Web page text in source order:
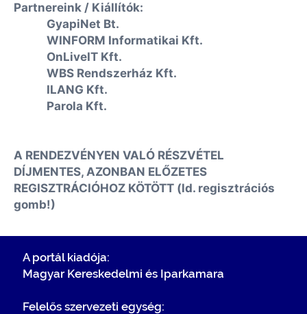
Partnereink / Kiállítók:
GyapiNet Bt.
WINFORM Informatikai Kft.
OnLiveIT Kft.
WBS Rendszerház Kft.
ILANG Kft.
Parola Kft.
A RENDEZVÉNYEN VALÓ RÉSZVÉTEL
DÍJMENTES, AZONBAN ELŐZETES
REGISZTRÁCIÓHOZ KÖTÖTT (ld. regisztrációs
gomb!)
A portál kiadója:
Magyar Kereskedelmi és Iparkamara
Felelős szervezeti egység: